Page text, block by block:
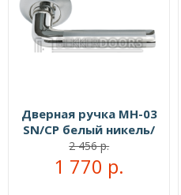
Дверная ручка MH-03
SN/CP белый никель/
полированный хром
2 456 р.
1 770 р.